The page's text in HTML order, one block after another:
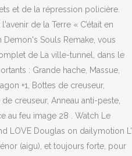
et de la répression policière.
de la Terre « C’était en
Souls Remake, vous
de La ville-tunnel, dans le
: Grande hache, Massue,
+1, Bottes de creuseur,
creuseur, Anneau anti-peste,
au feu image 28 . Watch Le
LOVE Douglas on dailymotion L’
(aigu), et toujours forte, pour